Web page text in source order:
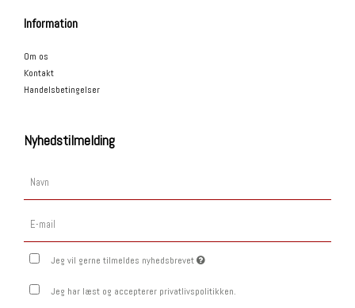
Information
Om os
Kontakt
Handelsbetingelser
Nyhedstilmelding
Jeg vil gerne tilmeldes nyhedsbrevet
Jeg har læst og accepterer privatlivspolitikken.